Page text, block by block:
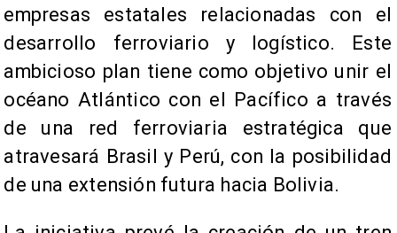
empresas estatales relacionadas con el
desarrollo ferroviario y logístico. Este
ambicioso plan tiene como objetivo unir el
océano Atlántico con el Pacífico a través
de una red ferroviaria estratégica que
atravesará Brasil y Perú, con la posibilidad
de una extensión futura hacia Bolivia.